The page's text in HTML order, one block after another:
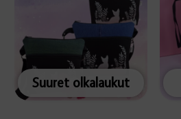
Suuret olkalaukut